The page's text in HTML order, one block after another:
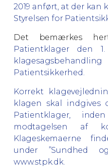
2019 anført, at der kan
Styrelsen for
Det bemærkes
Patientklager den
Patientsikkerhed.
Korrekt
klagen skal indgives
Patientklager,
modtagelsen af
Klageskemaerne
under ”Sundhed
www.stpk.dk